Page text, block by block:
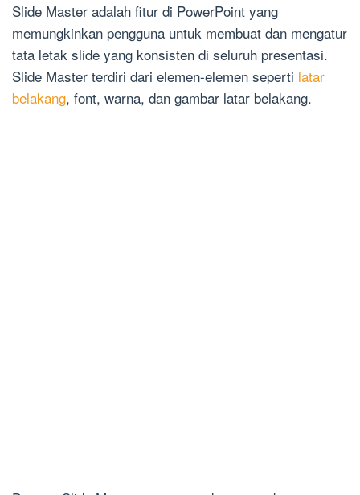
Slide Master adalah fitur di PowerPoint yang
memungkinkan pengguna untuk membuat dan mengatur
tata letak slide yang konsisten di seluruh presentasi.
Slide Master terdiri dari elemen-elemen seperti latar
belakang, font, warna, dan gambar latar belakang.